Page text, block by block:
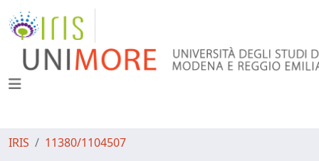
IRIS 11380/1104507